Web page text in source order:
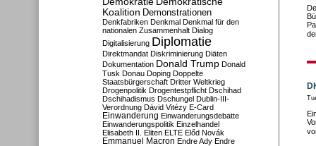
Koalition Demonstrationen
Denkfabriken Denkmal Denkmal für den
nationalen Zusammenhalt Dialog
Digitalisierung Diplomatie
Direktmandat Diskriminierung Diäten
Dokumentation Donald Trump Donald
Tusk Donau Doping Doppelte
Staatsbürgerschaft Dritter Weltkrieg
Drogenpolitik Drogentestpflicht Dschihad
Dschihadismus Dschungel Dublin-III-
Verordnung Dávid Vitézy E-Card
Einwanderung Einwanderungsdebatte
Einwanderungspolitik Einzelhandel
Elisabeth II. Eliten ELTE Előd Novák
Emmanuel Macron Endre Ady Endre